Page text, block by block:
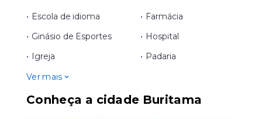
• Escola de idioma • Farmácia
• Ginásio de Esportes • Hospital
• Igreja • Padaria
Ver mais
Conheça a cidade Buritama